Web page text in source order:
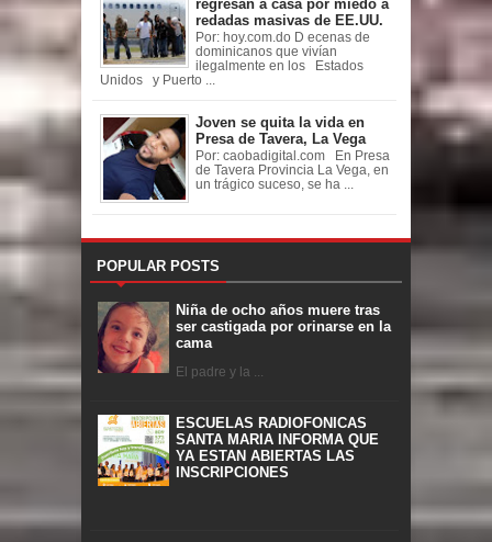
regresan a casa por miedo a
redadas masivas de EE.UU.
Por: hoy.com.do D ecenas de
dominicanos que vivían
ilegalmente en los Estados
Unidos y Puerto ...
Joven se quita la vida en
Presa de Tavera, La Vega
Por: caobadigital.com En Presa
de Tavera Provincia La Vega, en
un trágico suceso, se ha ...
POPULAR POSTS
Niña de ocho años muere tras
ser castigada por orinarse en la
cama
El padre y la ...
ESCUELAS RADIOFONICAS
SANTA MARIA INFORMA QUE
YA ESTAN ABIERTAS LAS
INSCRIPCIONES